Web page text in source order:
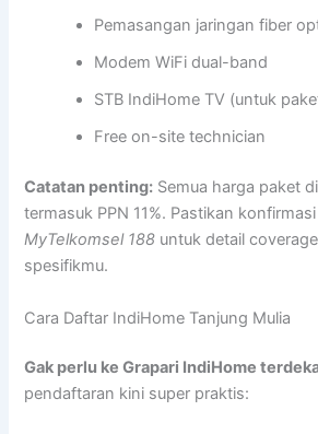
Pemasangan jaringan fiber
Modem WiFi dual-band
STB IndiHome TV (untuk
Free on-site technician
Catatan penting: Semua harga paket
termasuk PPN 11%. Pastikan
MyTelkomsel 188 untuk detail
spesifikmu.
Cara Daftar IndiHome Tanjung Mulia
Gak perlu ke Grapari IndiHome
pendaftaran kini super praktis: